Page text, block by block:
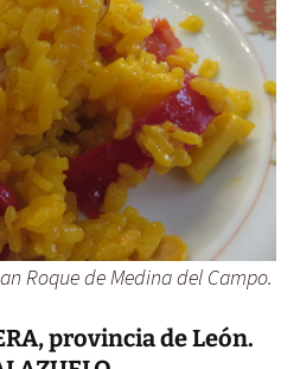
Roque de Medina del Campo.
provincia de León.